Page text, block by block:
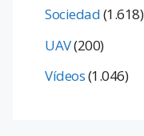
Sociedad(1.618)
UAV(200)
Vídeos(1.046)